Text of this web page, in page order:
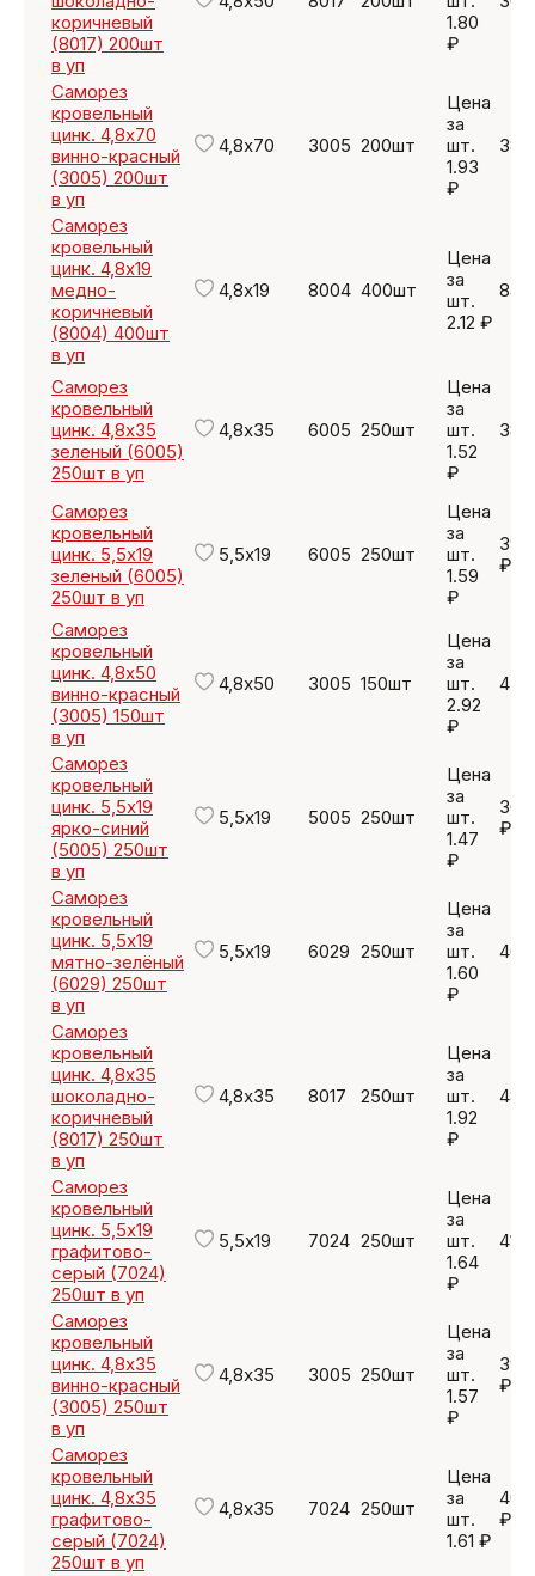
коричневый
(8017) 200шт
в уп
1.80
₽
Саморез
кровельный
цинк. 4,8х70
винно-красный
(3005) 200шт
в уп
4,8х70 3005 200шт
Цена
за
шт.
1.93
₽
Саморез
кровельный
цинк. 4,8х19
медно-
коричневый
(8004) 400шт
в уп
4,8х19 8004 400шт
Цена
за
шт.
2.12 ₽
Саморез
кровельный
цинк. 4,8х35
зеленый (6005)
250шт в уп
4,8х35 6005 250шт
Цена
за
шт.
1.52
₽
Саморез
кровельный
цинк. 5,5х19
зеленый (6005)
250шт в уп
5,5х19 6005 250шт
Цена
за
шт.
1.59
₽
₽
Саморез
кровельный
цинк. 4,8х50
винно-красный
(3005) 150шт
в уп
4,8х50 3005 150шт
Цена
за
шт.
2.92
₽
Саморез
кровельный
цинк. 5,5х19
ярко-синий
(5005) 250шт
в уп
5,5х19 5005 250шт
Цена
за
шт.
1.47
₽
₽
Саморез
кровельный
цинк. 5,5х19
мятно-зелёный
(6029) 250шт
в уп
5,5х19 6029 250шт
Цена
за
шт.
1.60
₽
Саморез
кровельный
цинк. 4,8х35
шоколадно-
коричневый
(8017) 250шт
в уп
4,8х35 8017 250шт
Цена
за
шт.
1.92
₽
Саморез
кровельный
цинк. 5,5х19
графитово-
серый (7024)
250шт в уп
5,5х19 7024 250шт
Цена
за
шт.
1.64
₽
410
Саморез
кровельный
цинк. 4,8х35
винно-красный
(3005) 250шт
в уп
4,8х35 3005 250шт
Цена
за
шт.
1.57
₽
₽
Саморез
кровельный
цинк. 4,8х35
графитово-
серый (7024)
250шт в уп
4,8х35 7024 250шт
Цена
за
шт.
1.61 ₽
₽